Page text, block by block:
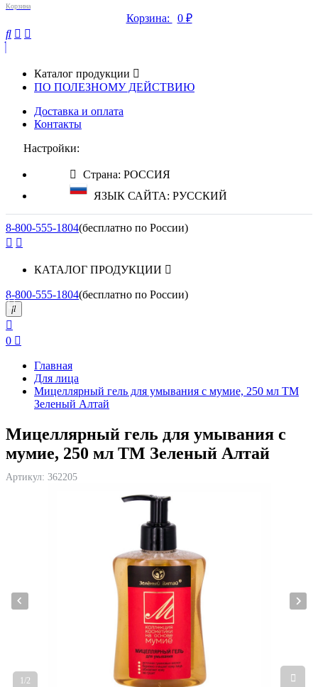
Корзина
Корзина: 0 ₽
Каталог продукции
ПО ПОЛЕЗНОМУ ДЕЙСТВИЮ
Доставка и оплата
Контакты
Настройки:
Страна: РОССИЯ
ЯЗЫК САЙТА: РУССКИЙ
8-800-555-1804(бесплатно по России)
КАТАЛОГ ПРОДУКЦИИ
8-800-555-1804(бесплатно по России)
0
Главная
Для лица
Мицеллярный гель для умывания с мумие, 250 мл ТМ
Зеленый Алтай
Мицеллярный гель для умывания с
мумие, 250 мл ТМ Зеленый Алтай
Артикул: 362205
1/2